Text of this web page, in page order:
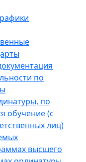
по
по
обучение (с
лиц)
высшего